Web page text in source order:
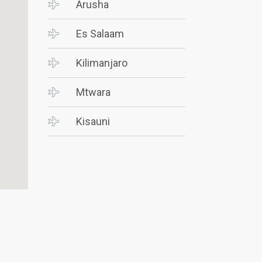
Arusha
Es Salaam
Kilimanjaro
Mtwara
Kisauni